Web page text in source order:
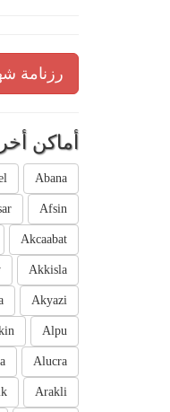
رزنامة
أماكن
Abana
Afsin
Akcaabat
Akkisla
Akyazi
Alpu
Alucra
Arakli